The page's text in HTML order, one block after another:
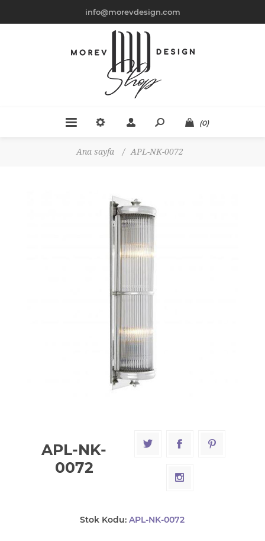
info@morevdesign.com
(0)
Ana sayfa / APL-NK-0072
APL-NK-
0072
Stok Kodu: APL-NK-0072